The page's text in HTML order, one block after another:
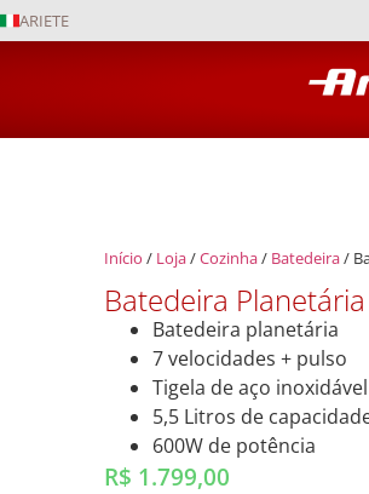
ARIETE
Início / Loja/Cozinha/ Batedeira/
Batedeira
Batedeira planetária
7 velocidades + pulso
Tigela de aço inoxidável
5,5 Litros de
600W de potência
R$ 1.799,00